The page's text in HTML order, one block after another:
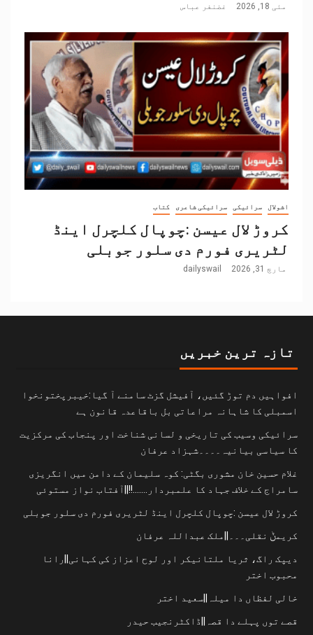
مئی 18, 2026 غضنفر عباس
اشولال سرائیکی سرائیکی شاعری کتاب
کروڑ لال عیسن :چوپال کلچرل اینڈ
لٹریری فورم دی سلور جوبلی
مارچ 31, 2026 dailyswail
تازہ ترین خبریں
افواہیں دم توڑ گئیں، آفیشل گزٹ سامنے آ گیا:خیبرپختونخوا
اسمبلی کا شاہانہ مراعاتی بل باقاعدہ قانون ہے
سرائیکی وسیب کی تاریخی و لسانی شناخت اور پنجاب کی مرکزیت
کا سیاسی بیانیہ۔۔۔۔شہزاد عرفان
غلام حسین خان مشوری بگٹی: کوہ سلیمان کے دامن میں انگریزی
سامراج کے خلاف جہاد کا علمبردار…….!!||آفتاب نواز مستوئی
کروڑ لال عیسن :چوپال کلچرل اینڈ لٹریری فورم دی سلور جوبلی
کریمݨ نقلی۔۔۔||ملک عبداللہ عرفان
دیپک راگ، ثریا ملتانیکر اور لوح اعزاز کی کہانی||رانا
محبوب اختر
خالی لفظاں دا میلہ||سعید اختر
قصے توں پہلے دا قصہ||ڈاکٹرنجیب حیدر